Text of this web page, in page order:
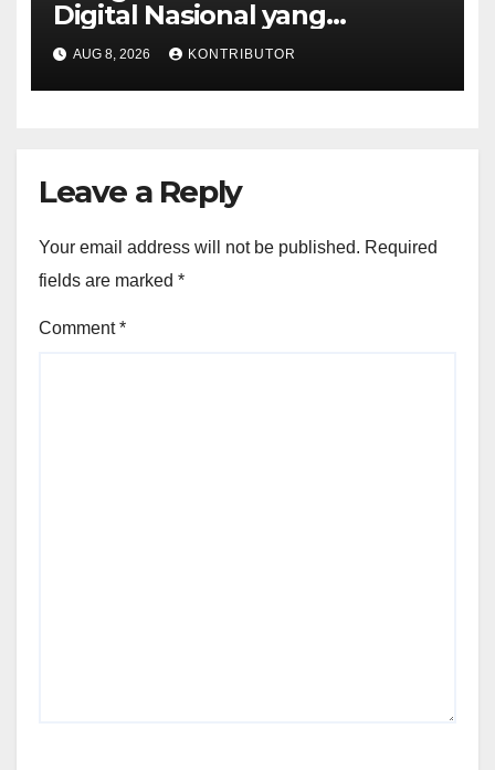
Digital Nasional yang
Tangguh Hadapi Disrupsi AI
AUG 8, 2026 KONTRIBUTOR
Leave a Reply
Your email address will not be published. Required
fields are marked *
Comment*